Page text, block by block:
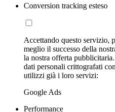
Conversion tracking esteso
Accettando questo servizio,
meglio il successo della
la nostra offerta
dati personali crittografati
utilizzi già i loro servizi:
Google Ads
Performance